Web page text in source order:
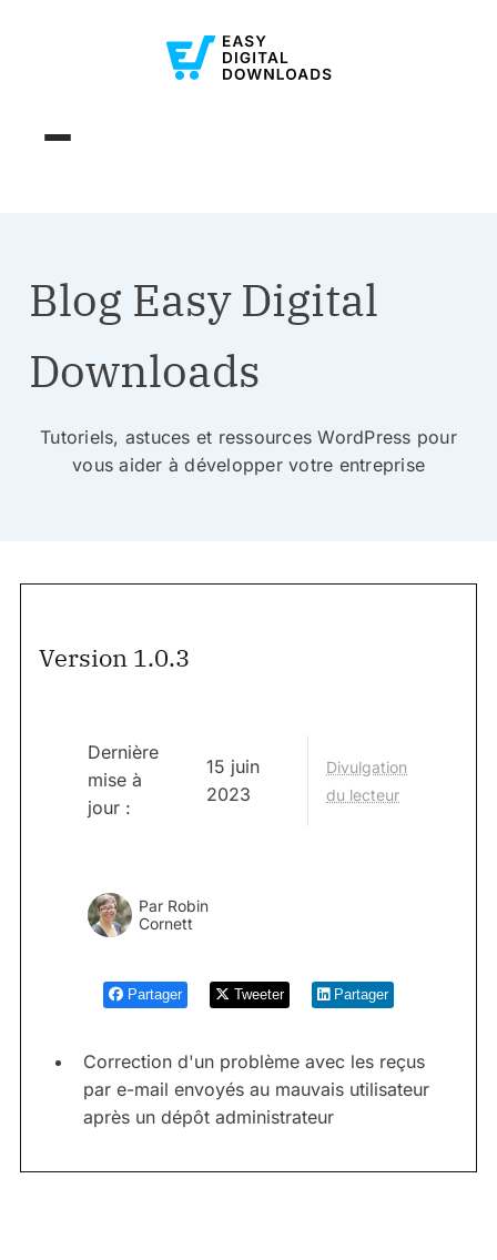
Blog Easy Digital
Downloads
Tutoriels, astuces et ressources WordPress pour
vous aider à développer votre entreprise
Version 1.0.3
Dernière
mise à
jour :
15 juin
2023
Divulgation
du lecteur
Par Robin
Cornett
Partager Tweeter Partager
Correction d'un problème avec les reçus
par e-mail envoyés au mauvais utilisateur
après un dépôt administrateur